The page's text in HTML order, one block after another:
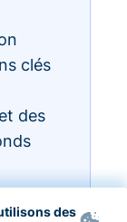
clés
des
des